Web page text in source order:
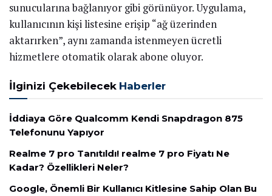
sunucularına bağlanıyor gibi görünüyor. Uygulama,
kullanıcının kişi listesine erişip “ağ üzerinden
aktarırken”, aynı zamanda istenmeyen ücretli
hizmetlere otomatik olarak abone oluyor.
İlginizi Çekebilecek Haberler
İddiaya Göre Qualcomm Kendi Snapdragon 875
Telefonunu Yapıyor
Realme 7 pro Tanıtıldı! realme 7 pro Fiyatı Ne
Kadar? Özellikleri Neler?
Google, Önemli Bir Kullanıcı Kitlesine Sahip Olan Bu